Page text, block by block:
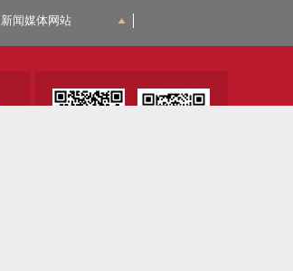
新闻媒体网站